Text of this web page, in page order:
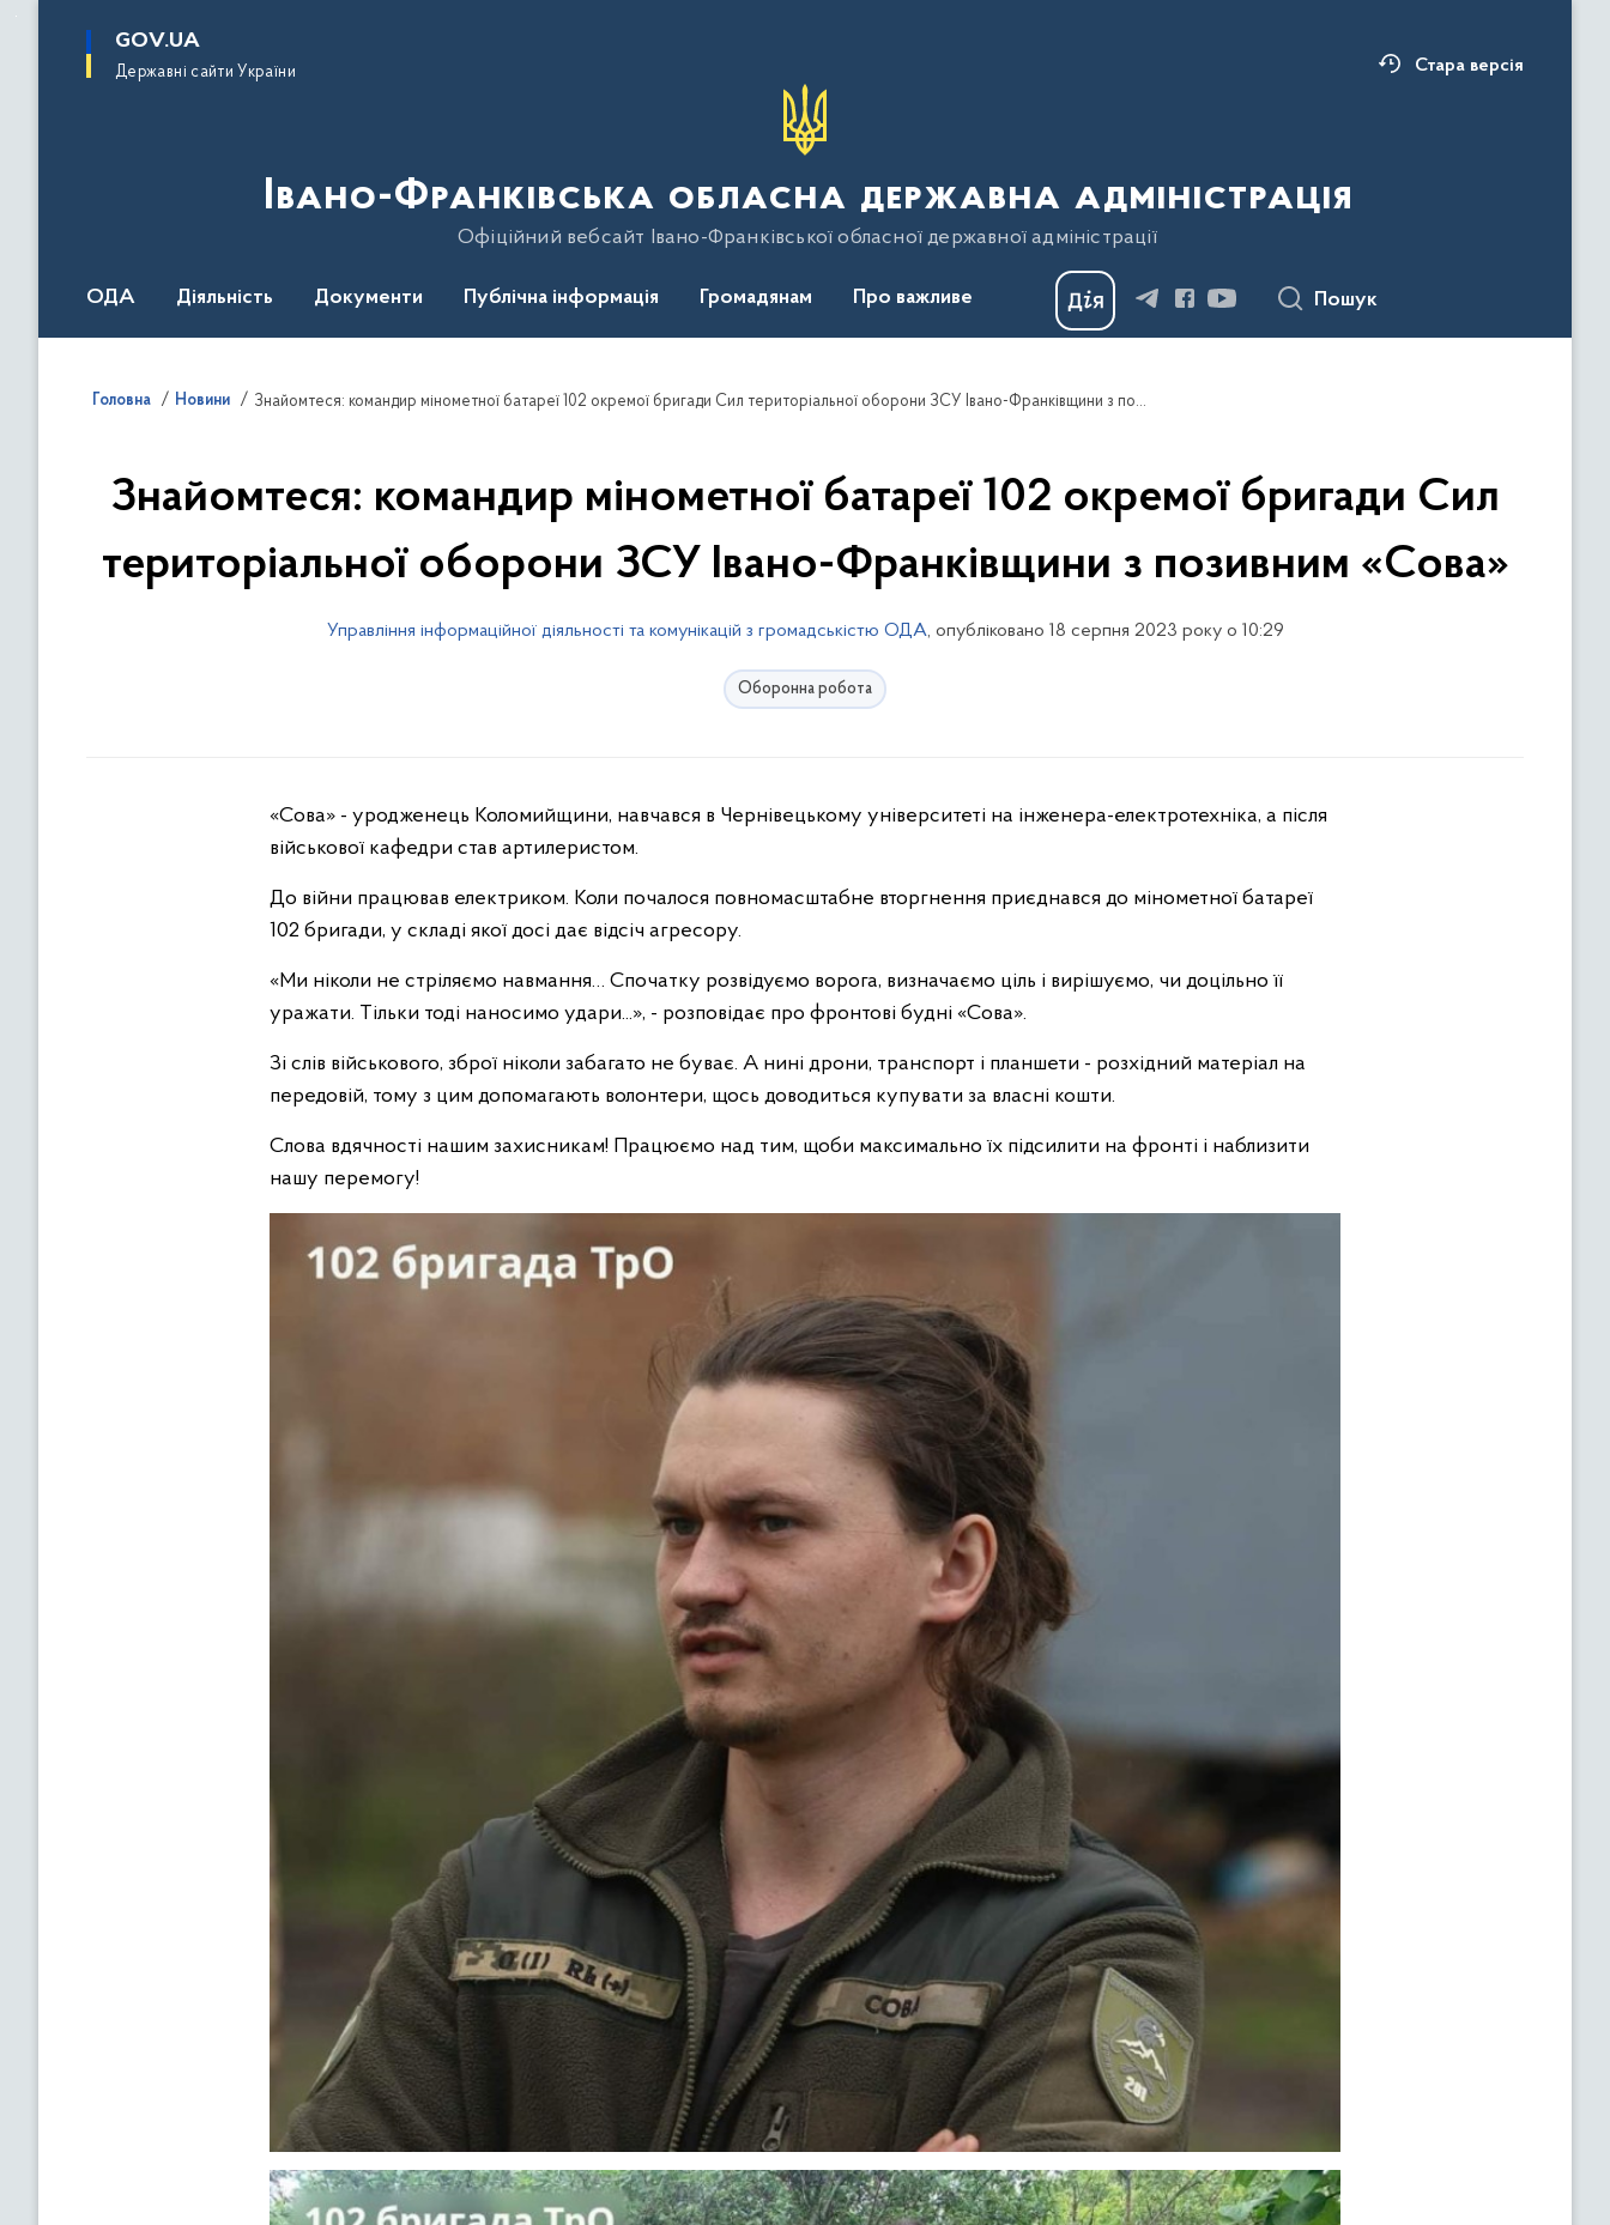
основного
GOV.UA
Державні сайти України Стара версія
Івано-Франківська обласна державна адміністрація
Офіційний вебсайт Івано-Франківської обласної державної адміністрації
ОДА Діяльність Документи Публічна інформація Громадянам Про важливе Пошук
Головна Новини Знайомтеся: командир мінометної батареї 102 окремої бригади Сил територіальної оборони ЗСУ Івано-Франківщини з позивним «Сова»
Знайомтеся: командир мінометної батареї 102 окремої бригади Сил
територіальної оборони ЗСУ Івано-Франківщини з позивним «Сова»
Управління інформаційної діяльності та комунікацій з громадськістю ОДА, опубліковано 18 серпня 2023 року о 10:29
Оборонна робота
«Сова» - уродженець Коломийщини, навчався в Чернівецькому університеті на інженера-електротехніка, а після
військової кафедри став артилеристом.
До війни працював електриком. Коли почалося повномасштабне вторгнення приєднався до мінометної батареї
102 бригади, у складі якої досі дає відсіч агресору.
«Ми ніколи не стріляємо навмання… Спочатку розвідуємо ворога, визначаємо ціль і вирішуємо, чи доцільно її
уражати. Тільки тоді наносимо удари...», - розповідає про фронтові будні «Сова».
Зі слів військового, зброї ніколи забагато не буває. А нині дрони, транспорт і планшети - розхідний матеріал на
передовій, тому з цим допомагають волонтери, щось доводиться купувати за власні кошти.
Слова вдячності нашим захисникам! Працюємо над тим, щоби максимально їх підсилити на фронті і наблизити
нашу перемогу!